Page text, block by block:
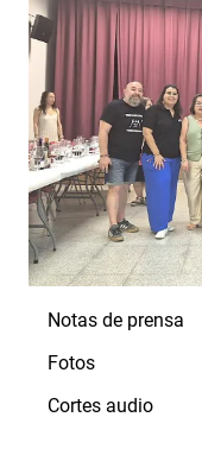
Notas de prensa
Fotos
Cortes audio